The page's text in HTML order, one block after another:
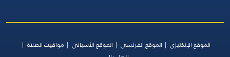
الموقع الإنكليزي الموقع الفرنسي الموقع الأسباني
مواقيت الصلاة